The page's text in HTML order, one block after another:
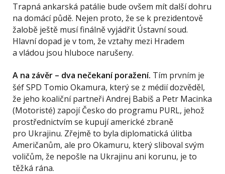
Trapná ankarská patálie bude ovšem mít další dohru
na domácí půdě. Nejen proto, že se k prezidentově
žalobě ještě musí finálně vyjádřit Ústavní soud.
Hlavní dopad je v tom, že vztahy mezi Hradem
a vládou jsou hluboce narušeny.
A na závěr – dva nečekaní poražení. Tím prvním je
šéf SPD Tomio Okamura, který se z médií dozvěděl,
že jeho koaliční partneři Andrej Babiš a Petr Macinka
(Motoristé) zapojí Česko do programu PURL, jehož
prostřednictvím se kupují americké zbraně
pro Ukrajinu. Zřejmě to byla diplomatická úlitba
Američanům, ale pro Okamuru, který sliboval svým
voličům, že nepošle na Ukrajinu ani korunu, je to
těžká rána.